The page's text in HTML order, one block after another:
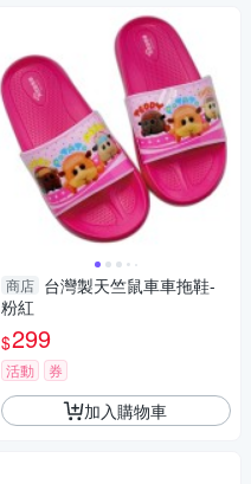
商店 台灣製天竺鼠車車拖鞋-
粉紅
$299
活動 券
加入購物車